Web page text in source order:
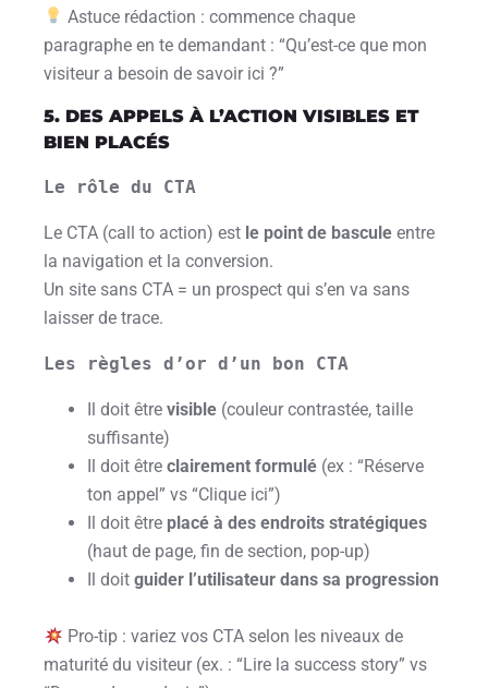
Astuce rédaction : commence chaque
paragraphe en te demandant : “Qu’est-ce que mon
visiteur a besoin de savoir ici ?”
5. DES APPELS À L’ACTION VISIBLES ET
BIEN PLACÉS
Le rôle du CTA
Le CTA (call to action) est le point de bascule entre
la navigation et la conversion.
Un site sans CTA = un prospect qui s’en va sans
laisser de trace.
Les règles d’or d’un bon CTA
Il doit être visible (couleur contrastée, taille
suffisante)
Il doit être clairement formulé (ex : “Réserve
ton appel” vs “Clique ici”)
Il doit être placé à des endroits stratégiques
(haut de page, fin de section, pop-up)
Il doit guider l’utilisateur dans sa progression
Pro-tip : variez vos CTA selon les niveaux de
maturité du visiteur (ex. : “Lire la success story” vs